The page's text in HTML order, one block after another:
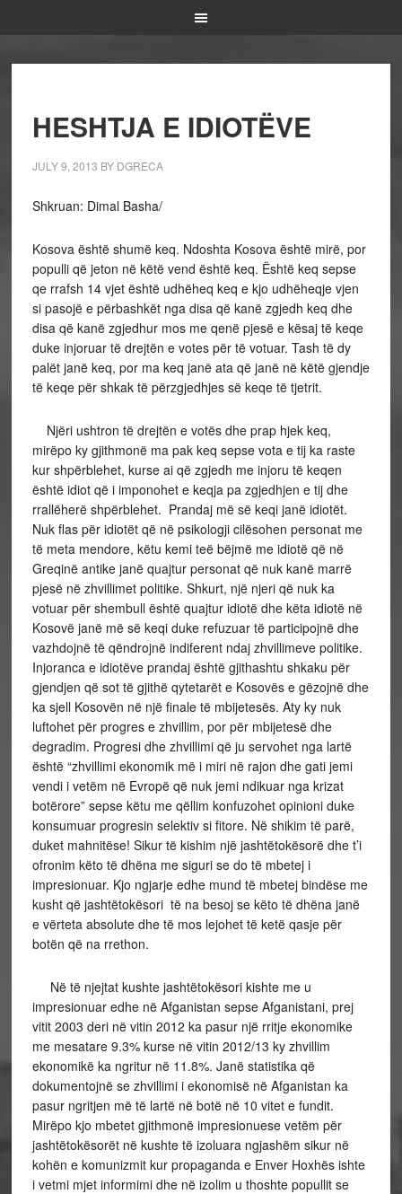
HESHTJA E IDIOTËVE
JULY 9, 2013 BY DGRECA
Shkruan: Dimal Basha/
Kosova është shumë keq. Ndoshta Kosova është mirë, por
populli që jeton në këtë vend është keq. Është keq sepse
qe rrafsh 14 vjet është udhëheq keq e kjo udhëheqje vjen
si pasojë e përbashkët nga disa që kanë zgjedh keq dhe
disa që kanë zgjedhur mos me qenë pjesë e kësaj të keqe
duke injoruar të drejtën e votes për të votuar. Tash të dy
palët janë keq, por ma keq janë ata që janë në këtë gjendje
të keqe për shkak të përzgjedhjes së keqe të tjetrit.
Njëri ushtron të drejtën e votës dhe prap hjek keq,
mirëpo ky gjithmonë ma pak keq sepse vota e tij ka raste
kur shpërblehet, kurse ai që zgjedh me injoru të keqen
është idiot që i imponohet e keqja pa zgjedhjen e tij dhe
rrallëherë shpërblehet. Prandaj më së keqi janë idiotët.
Nuk flas për idiotët që në psikologji cilësohen personat me
të meta mendore, këtu kemi teë bëjmë me idiotë që në
Greqinë antike janë quajtur personat që nuk kanë marrë
pjesë në zhvillimet politike. Shkurt, një njeri që nuk ka
votuar për shembull është quajtur idiotë dhe këta idiotë në
Kosovë janë më së keqi duke refuzuar të participojnë dhe
vazhdojnë të qëndrojnë indiferent ndaj zhvillimeve politike.
Injoranca e idiotëve prandaj është gjithashtu shkaku për
gjendjen që sot të gjithë qytetarët e Kosovës e gëzojnë dhe
ka sjell Kosovën në një finale të mbijetesës. Aty ky nuk
luftohet për progres e zhvillim, por për mbijetesë dhe
degradim. Progresi dhe zhvillimi që ju servohet nga lartë
është “zhvillimi ekonomik më i miri në rajon dhe gati jemi
vendi i vetëm në Evropë që nuk jemi ndikuar nga krizat
botërore” sepse këtu me qëllim konfuzohet opinioni duke
konsumuar progresin selektiv si fitore. Në shikim të parë,
duket mahnitëse! Sikur të kishim një jashtëtokësorë dhe t’i
ofronim këto të dhëna me siguri se do të mbetej i
impresionuar. Kjo ngjarje edhe mund të mbetej bindëse me
kusht që jashtëtokësori të na besoj se këto të dhëna janë
e vërteta absolute dhe të mos lejohet të ketë qasje për
botën që na rrethon.
Në të njejtat kushte jashtëtokësori kishte me u
impresionuar edhe në Afganistan sepse Afganistani, prej
vitit 2003 deri në vitin 2012 ka pasur një rritje ekonomike
me mesatare 9.3% kurse në vitin 2012/13 ky zhvillim
ekonomikë ka ngritur në 11.8%. Janë statistika që
dokumentojnë se zhvillimi i ekonomisë në Afganistan ka
pasur ngritjen më të lartë në botë në 10 vitet e fundit.
Mirëpo kjo mbetet gjithmonë impresionuese vetëm për
jashtëtokësorët në kushte të izoluara ngjashëm sikur në
kohën e komunizmit kur propaganda e Enver Hoxhës ishte
i vetmi mjet informimi dhe në izolim u thoshte popullit se